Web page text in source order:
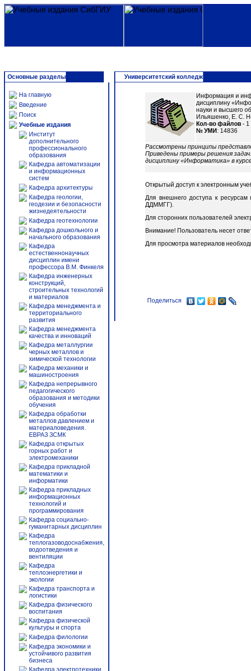
Основные разделы
На главную
Введение
Поиск
Учебные издания
Институт
дополнительного
профессионального
образования
Кафедра автоматизации
и информационных
систем
Кафедра архитектуры
Кафедра геологии,
геодезии и безопасности
жизнедеятельности
Кафедра геотехнологии
Кафедра дошкольного и
начального образования
Кафедра
естественнонаучных
дисциплин имени
профессора В.М. Финкеля
Кафедра инженерных
конструкций,
строительных технологий
и материалов
Кафедра менеджмента и
территориального
развития
Кафедра менеджмента
качества и инноваций
Кафедра металлургии
черных металлов и
химической технологии
Кафедра механики и
машиностроения
Кафедра непрерывного
педагогического
образования и методики
обучения
Кафедра обработки
металлов давлением и
материаловедения.
ЕВРАЗ ЗСМК
Кафедра открытых
горных работ и
электромеханики
Кафедра прикладной
математики и
информатики
Кафедра прикладных
информационных
технологий и
программирования
Кафедра социально-
гуманитарных дисциплин
Кафедра
теплогазоводоснабжения,
водоотведения и
вентиляции
Кафедра
теплоэнергетики и
экологии
Кафедра транспорта и
логистики
Кафедра физического
воспитания
Кафедра физической
культуры и спорта
Кафедра филологии
Кафедра экономики и
устойчивого развития
бизнеса
Кафедра электротехники,
Университетский колледж
Информация и
дисциплину
науки и высшего
Ильяшенко, Е. С.
Кол-во файлов - 1
№ УМИ : 14836
Рассмотрены принципы
Приведены примеры решения
дисциплину «Информатика» в
Открытый доступ к электронным
Для внешнего доступа к
ДДММГГ).
Для сторонних пользователей
Внимание! Пользователь несет
Для просмотра материалов
Поделиться